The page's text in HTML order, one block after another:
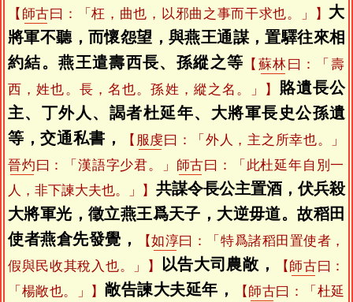
【 師古曰：「枉，曲也，以邪曲之事而干求也。」】 大
將軍不聽，而懷怨望，與燕王通謀，置驛往來相
約結。燕王遣壽西長、孫縱之等 【 蘇林曰：「壽
西，姓也。長，名也。孫姓，縱之名。」】 賂遺長公
主、丁外人、謁者杜延年、大將軍長史公孫遺
等，交通私書，
【 服虔曰：「外人，主之所幸也。」
晉灼曰：「漢語字少君。」 師古曰：「此杜延年自別一
人，非下諫大夫也。」】 共謀令長公主置酒，伏兵殺
大將軍光，徵立燕王爲天子，大逆毋道。故稻田
使者燕倉先發覺，
【如淳曰：「特爲諸稻田置使者，
假與民收其稅入也。」】
以告大司農敞， 【 師古曰：
「楊敞也。」】 敞告諫大夫延年， 【 師古曰：「杜延